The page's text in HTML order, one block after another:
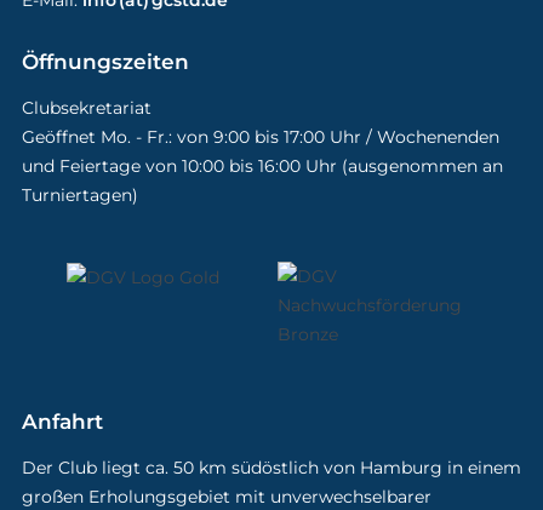
Öffnungszeiten
Clubsekretariat
Geöffnet Mo. - Fr.: von 9:00 bis 17:00 Uhr / Wochenenden
und Feiertage von 10:00 bis 16:00 Uhr (ausgenommen an
Turniertagen)
Anfahrt
Der Club liegt ca. 50 km südöstlich von Hamburg in einem
großen Erholungsgebiet mit unverwechselbarer